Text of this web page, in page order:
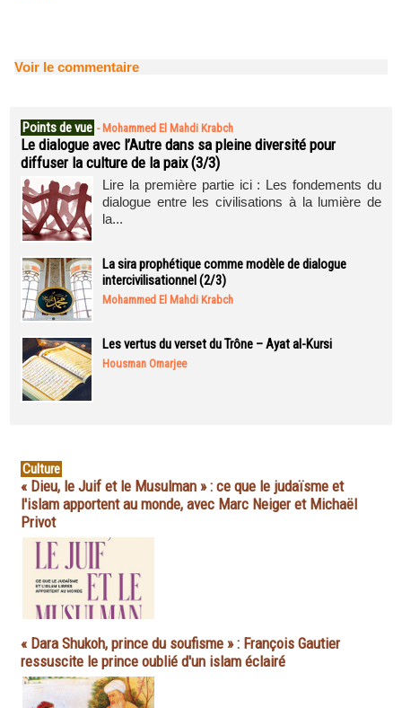
Voir le commentaire
Points de vue - Mohammed El Mahdi Krabch
Le dialogue avec l’Autre dans sa pleine diversité pour
diffuser la culture de la paix (3/3)
Lire la première partie ici : Les fondements du
dialogue entre les civilisations à la lumière de
la...
La sira prophétique comme modèle de dialogue
intercivilisationnel (2/3)
Mohammed El Mahdi Krabch
Les vertus du verset du Trône – Ayat al-Kursi
Housman Omarjee
Culture
« Dieu, le Juif et le Musulman » : ce que le judaïsme et
l'islam apportent au monde, avec Marc Neiger et Michaël
Privot
« Dara Shukoh, prince du soufisme » : François Gautier
ressuscite le prince oublié d'un islam éclairé